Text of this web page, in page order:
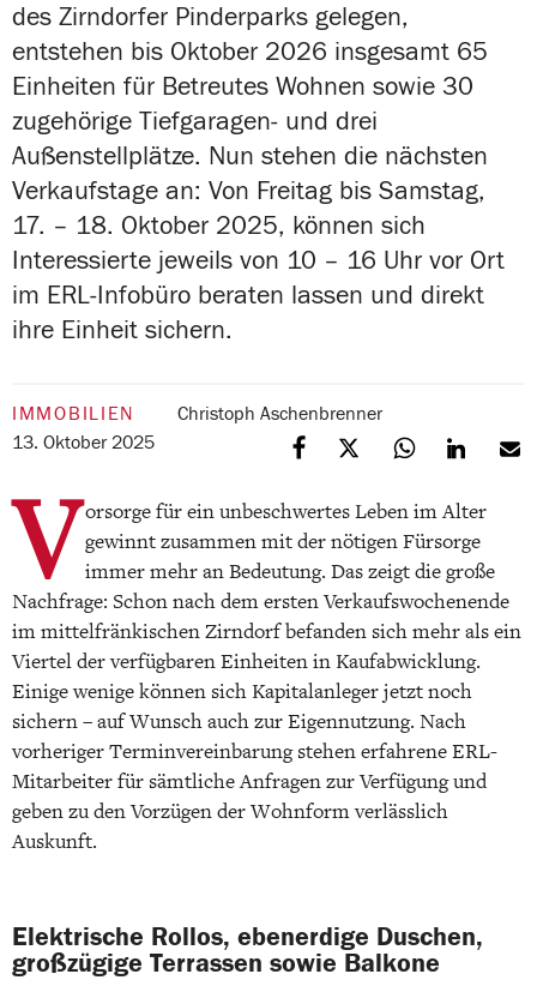
des Zirndorfer Pinderparks gelegen,
entstehen bis Oktober 2026 insgesamt 65
Einheiten für Betreutes Wohnen sowie 30
zugehörige Tiefgaragen- und drei
Außenstellplätze. Nun stehen die nächsten
Verkaufstage an: Von Freitag bis Samstag,
17. – 18. Oktober 2025, können sich
Interessierte jeweils von 10 – 16 Uhr vor Ort
im ERL-Infobüro beraten lassen und direkt
ihre Einheit sichern.
IMMOBILIEN
Christoph Aschenbrenner
13. Oktober 2025
V orsorge für ein unbeschwertes Leben im Alter
gewinnt zusammen mit der nötigen Fürsorge
immer mehr an Bedeutung. Das zeigt die große
Nachfrage: Schon nach dem ersten Verkaufswochenende
im mittelfränkischen Zirndorf befanden sich mehr als ein
Viertel der verfügbaren Einheiten in Kaufabwicklung.
Einige wenige können sich Kapitalanleger jetzt noch
sichern – auf Wunsch auch zur Eigennutzung. Nach
vorheriger Terminvereinbarung stehen erfahrene ERL-
Mitarbeiter für sämtliche Anfragen zur Verfügung und
geben zu den Vorzügen der Wohnform verlässlich
Auskunft.
Elektrische Rollos, ebenerdige Duschen,
großzügige Terrassen sowie Balkone